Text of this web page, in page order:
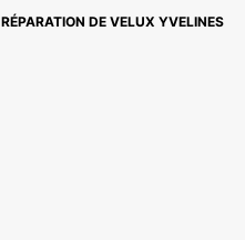
RÉPARATION DE VELUX YVELINES